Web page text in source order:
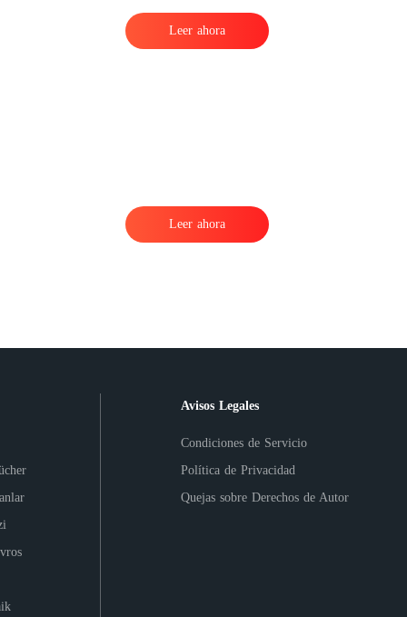
Leer ahora
Leer ahora
Avisos Legales
Condiciones de Servicio
Política de Privacidad
Quejas sobre Derechos de Autor